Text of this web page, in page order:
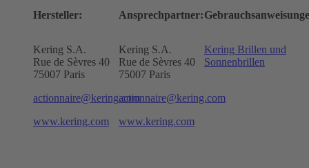
Hersteller:
Kering S.A.
Rue de Sèvres 40
75007 Paris
actionnaire@kering.com
www.kering.com
Ansprechpartner:
Kering S.A.
Rue de Sèvres 40
75007 Paris
actionnaire@kering.com
www.kering.com
Kering Brillen und
Sonnenbrillen